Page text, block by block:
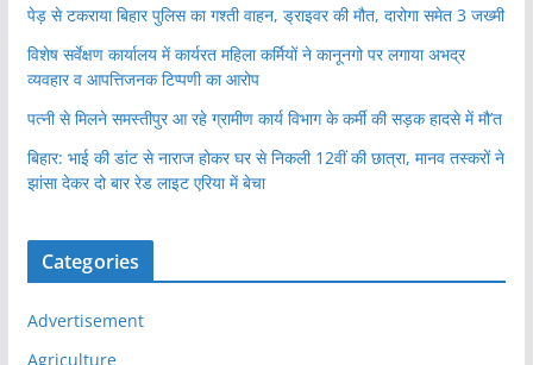
पेड़ से टकराया बिहार पुलिस का गश्ती वाहन, ड्राइवर की मौत, दारोगा समेत 3 जख्मी
विशेष सर्वेक्षण कार्यालय में कार्यरत महिला कर्मियों ने कानूनगो पर लगाया अभद्र
व्यवहार व आपत्तिजनक टिप्पणी का आरोप
पत्नी से मिलने समस्तीपुर आ रहे ग्रामीण कार्य विभाग के कर्मी की सड़क हादसे में मौ’त
बिहार: भाई की डांट से नाराज होकर घर से निकली 12वीं की छात्रा, मानव तस्करों ने
झांसा देकर दो बार रेड लाइट एरिया में बेचा
Categories
Advertisement
Agriculture